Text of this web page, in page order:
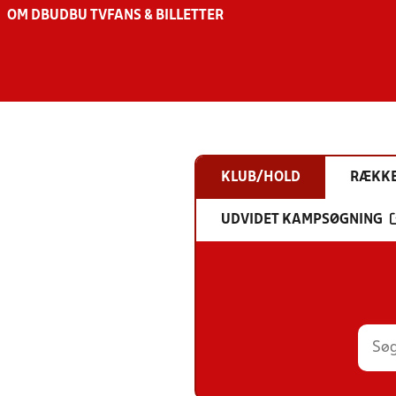
OM DBU DBU TV FANS & BILLETTER
KLUB/HOLD
UDVIDET KAMPSØGNING